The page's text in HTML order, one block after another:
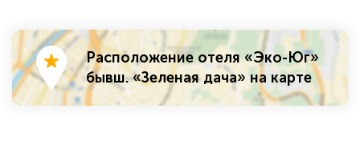
Расположение отеля «Эко-Юг»
бывш. «Зеленая дача» на карте